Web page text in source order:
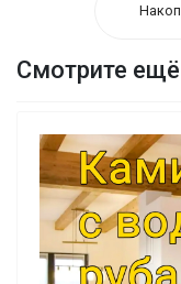
Смотрите ещё